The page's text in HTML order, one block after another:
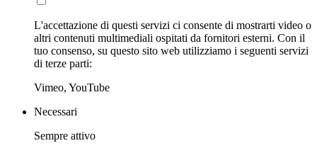
L'accettazione di questi servizi ci consente di mostrarti video o
altri contenuti multimediali ospitati da fornitori esterni. Con il
tuo consenso, su questo sito web utilizziamo i seguenti servizi
di terze parti:
Vimeo, YouTube
Necessari
Sempre attivo